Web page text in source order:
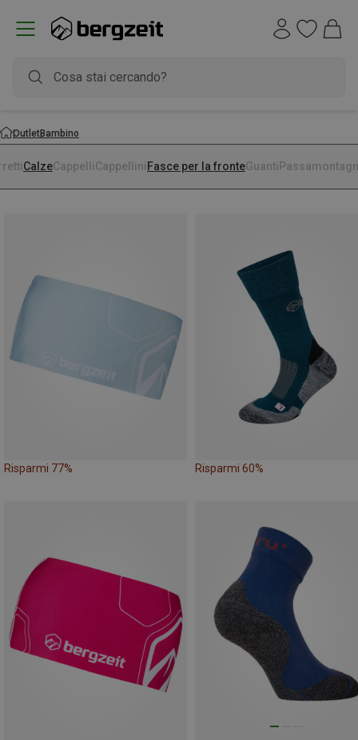
OutletBambino
CalzeCappelliCappellini Fasce per la fronteGuanti
Risparmi 77% Risparmi 60%